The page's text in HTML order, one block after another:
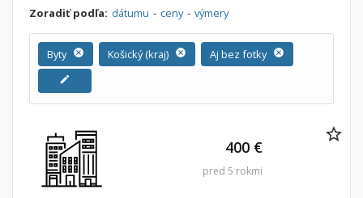
Zoradiť podľa: dátumu - ceny - výmery
Byty cancel Košický (kraj) cancel Aj bez fotky cancel
edit
400 €
pred 5 rokmi